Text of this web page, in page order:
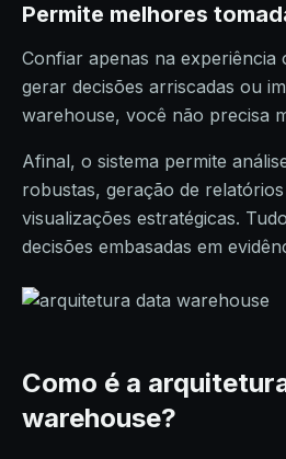
Permite melhores
Confiar apenas na experiência
gerar decisões arriscadas ou
warehouse, você não precisa
Afinal, o sistema permite
robustas, geração de
visualizações estratégicas.
decisões embasadas em
Como é a
warehouse?